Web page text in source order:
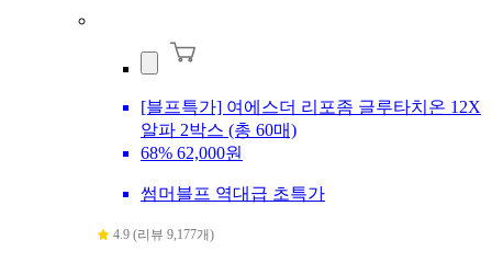
[블프특가] 여에스더 리포좀 글루타치온 12X
알파 2박스 (총 60매)
68% 62,000원
썸머블프 역대급 초특가
4.9 (리뷰 9,177개)